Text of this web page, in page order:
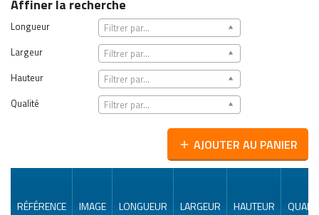
Affiner la recherche
Longueur
Filtrer par...
Largeur
Filtrer par...
Hauteur
Filtrer par...
Qualité
Filtrer par...
add AJOUTER AU PANIER
RÉFÉRENCE IMAGE LONGUEUR LARGEUR HAUTEUR